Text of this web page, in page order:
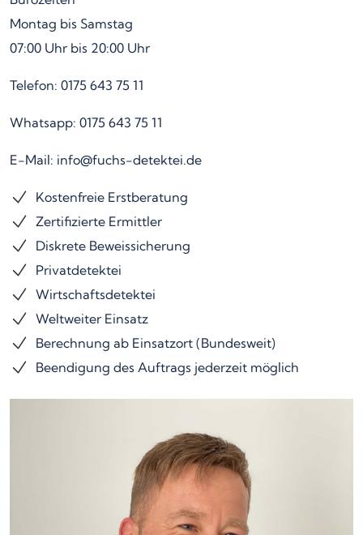
Montag bis Samstag
07:00 Uhr bis 20:00 Uhr
Telefon: 0175 643 75 11
Whatsapp: 0175 643 75 11
E-Mail: info@fuchs-detektei.de
Kostenfreie Erstberatung
Zertifizierte Ermittler
Diskrete Beweissicherung
Privatdetektei
Wirtschaftsdetektei
Weltweiter Einsatz
Berechnung ab Einsatzort (Bundesweit)
Beendigung des Auftrags jederzeit möglich